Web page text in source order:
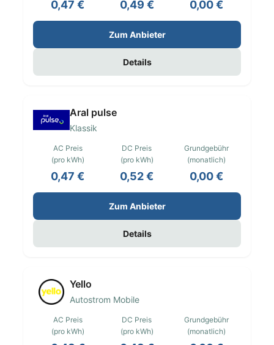
0,47 € 0,49 € 0,00 €
Zum Anbieter
Details
Aral pulse
Klassik
AC Preis
(pro kWh)
0,47 €
DC Preis
(pro kWh)
0,52 €
Grundgebühr
(monatlich)
0,00 €
Zum Anbieter
Details
Yello
Autostrom Mobile
AC Preis
(pro kWh)
DC Preis
(pro kWh)
Grundgebühr
(monatlich)